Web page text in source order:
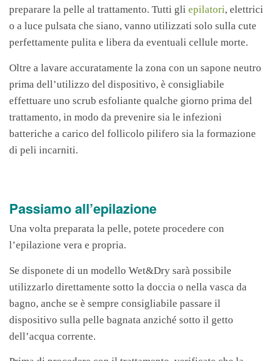
preparare la pelle al trattamento. Tutti gli epilatori, elettrici
o a luce pulsata che siano, vanno utilizzati solo sulla cute
perfettamente pulita e libera da eventuali cellule morte.
Oltre a lavare accuratamente la zona con un sapone neutro
prima dell’utilizzo del dispositivo, è consigliabile
effettuare uno scrub esfoliante qualche giorno prima del
trattamento, in modo da prevenire sia le infezioni
batteriche a carico del follicolo pilifero sia la formazione
di peli incarniti.
Passiamo all’epilazione
Una volta preparata la pelle, potete procedere con
l’epilazione vera e propria.
Se disponete di un modello Wet&Dry sarà possibile
utilizzarlo direttamente sotto la doccia o nella vasca da
bagno, anche se è sempre consigliabile passare il
dispositivo sulla pelle bagnata anziché sotto il getto
dell’acqua corrente.